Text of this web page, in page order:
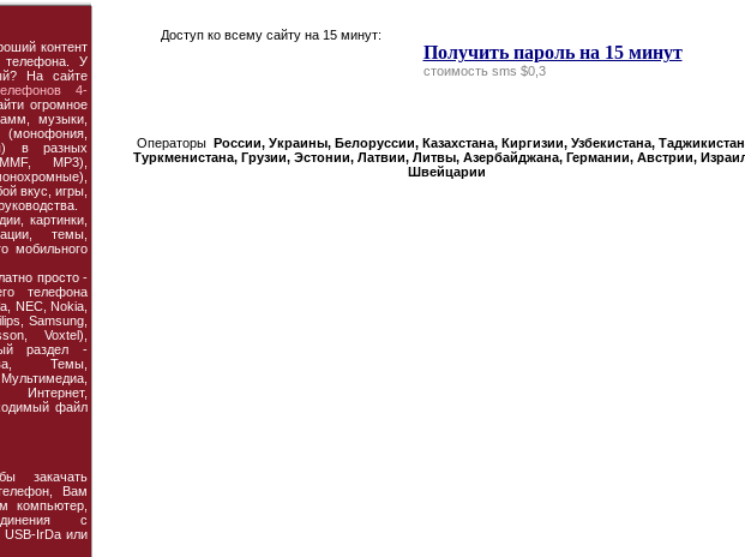
контент
телефона. У
На сайте
4-
огромное
музыки,
в разных
MP3),
вкус, игры,
картинки,
темы,
мобильного
просто -
телефона
NEC, Nokia,
Samsung,
Voxtel),
раздел -
Темы,
Интернет,
файл
закачать
Вам
компьютер,
с
IrDa или
Доступ ко всему сайту на 15 минут:
Получить пароль на 15 минут
стоимость sms $0,3
Операторы России, Украины, Белорусcии, Казахстана, Киргизии, Узбекистана,
Туркменистана, Грузии, Эстонии, Латвии, Литвы, Азербайджана, Германии, Австрии,
Швейцарии